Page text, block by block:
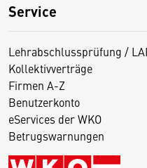
Service
Lehrabschlussprüfung /
Kollektivverträge
Firmen A-Z
Benutzerkonto
eServices der WKO
Betrugswarnungen